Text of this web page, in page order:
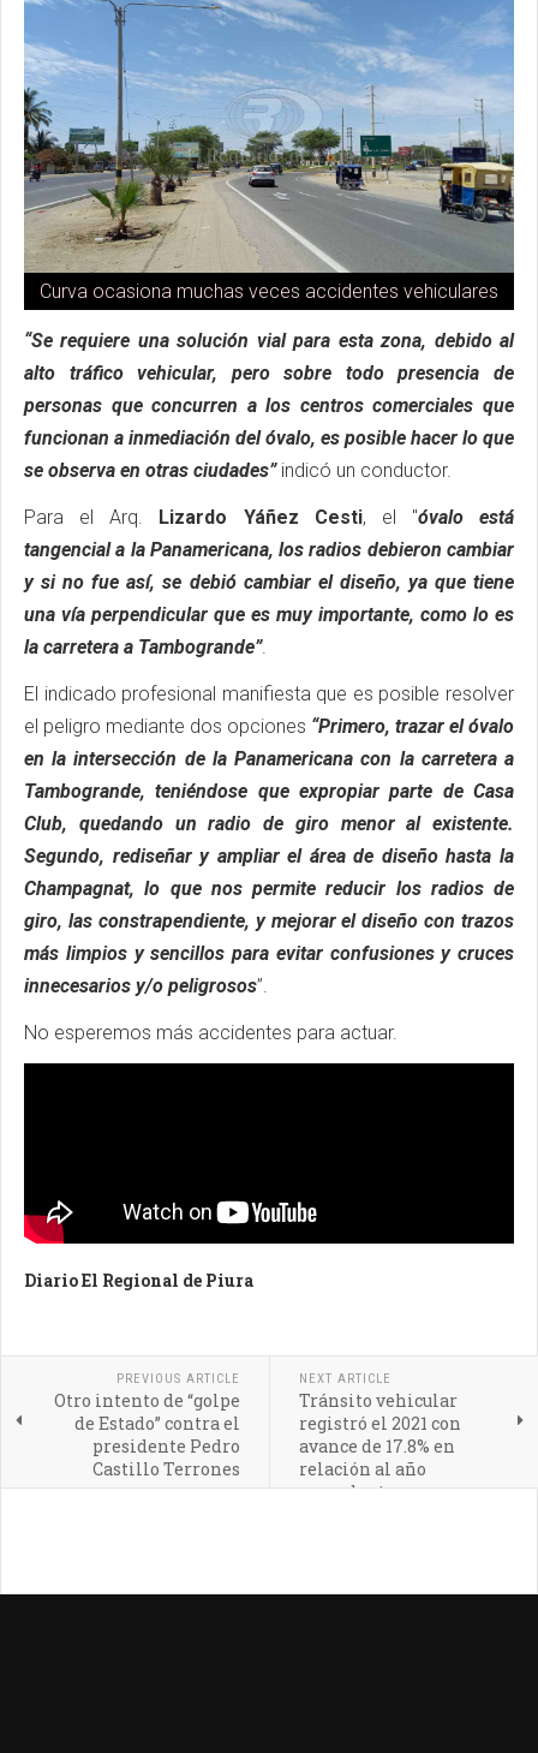
Curva ocasiona muchas veces accidentes vehiculares
“Se requiere una solución vial para esta zona, debido al
alto tráfico vehicular, pero sobre todo presencia de
personas que concurren a los centros comerciales que
funcionan a inmediación del óvalo, es posible hacer lo que
se observa en otras ciudades”indicó un conductor.
Para el Arq. Lizardo Yáñez Cesti, el "óvalo está
tangencial a la Panamericana, los radios debieron cambiar
y si no fue así, se debió cambiar el diseño, ya que tiene
una vía perpendicular que es muy importante, como lo es
la carretera a Tambogrande”.
El indicado profesional manifiesta que es posible resolver
el peligro mediante dos opciones “Primero, trazar el óvalo
en la intersección de la Panamericana con la carretera a
Tambogrande, teniéndose que expropiar parte de Casa
Club, quedando un radio de giro menor al existente.
Segundo, rediseñar y ampliar el área de diseño hasta la
Champagnat, lo que nos permite reducir los radios de
giro, las constrapendiente, y mejorar el diseño con trazos
más limpios y sencillos para evitar confusiones y cruces
innecesarios y/o peligrosos”.
No esperemos más accidentes para actuar.
Diario El Regional de Piura
PREVIOUS ARTICLE
Otro intento de “golpe
de Estado” contra el
presidente Pedro
Castillo Terrones
NEXT ARTICLE
Tránsito vehicular
registró el 2021 con
avance de 17.8% en
relación al año
precedente